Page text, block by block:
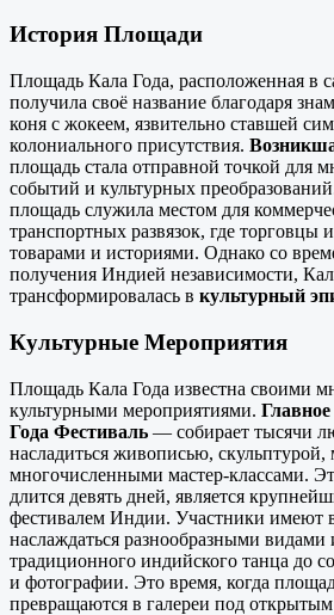
История Площади
Площадь Кала Года, расположенная в
получила своё название благодаря
коня с жокеем, язвительно ставшей
колониального присутствия.
площадь стала отправной точкой для
событий и культурных
площадь служила местом для
транспортных развязок, где торговцы
товарами и историями. Однако со
получения Индией независимости,
трансформировалась в культурный
Культурные Мероприятия
Площадь Кала Года известна своими
культурными мероприятиями.
Года Фестиваль — собирает тысячи
насладиться живописью,
многочисленными мастер-классами.
длится девять дней, является
фестивалем Индии. Участники имеют
наслаждаться разнообразными видами
традиционного индийского танца до
и фотографии. Это время, когда
превращаются в галереи под